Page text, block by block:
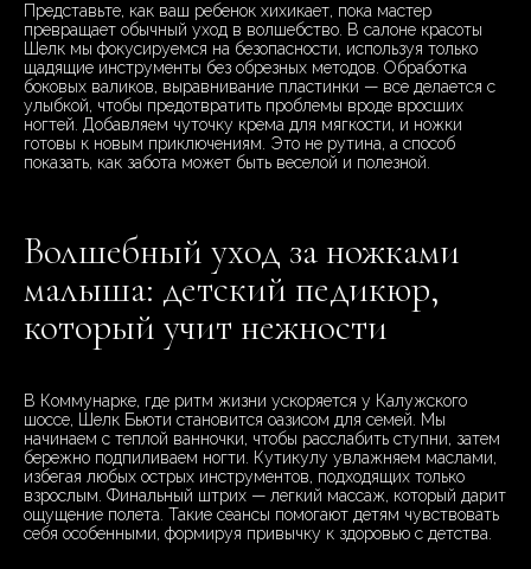
Представьте, как ваш ребенок хихикает, пока мастер
превращает обычный уход в волшебство. В салоне красоты
Шелк мы фокусируемся на безопасности, используя только
щадящие инструменты без обрезных методов. Обработка
боковых валиков, выравнивание пластинки — все делается с
улыбкой, чтобы предотвратить проблемы вроде вросших
ногтей. Добавляем чуточку крема для мягкости, и ножки
готовы к новым приключениям. Это не рутина, а способ
показать, как забота может быть веселой и полезной.
Волшебный уход за ножками
малыша: детский педикюр,
который учит нежности
В Коммунарке, где ритм жизни ускоряется у Калужского
шоссе, Шелк Бьюти становится оазисом для семей. Мы
начинаем с теплой ванночки, чтобы расслабить ступни, затем
бережно подпиливаем ногти. Кутикулу увлажняем маслами,
избегая любых острых инструментов, подходящих только
взрослым. Финальный штрих — легкий массаж, который дарит
ощущение полета. Такие сеансы помогают детям чувствовать
себя особенными, формируя привычку к здоровью с детства.